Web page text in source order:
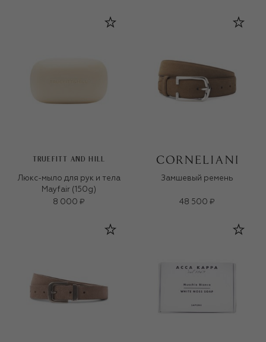
TRUEFITT AND HILL
Люкс-мыло для рук и тела
Mayfair (150g)
8 000 ₽
Замшевый ремень
48 500 ₽